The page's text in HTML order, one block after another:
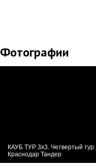
Фотографии
КАУБ ТУР 3х3. Четвертый тур.
Краснодар Тандер